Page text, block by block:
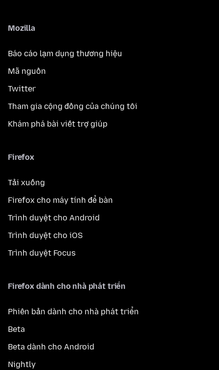
Mozilla
Báo cáo lạm dụng thương hiệu
Mã nguồn
Twitter
Tham gia cộng đồng của chúng tôi
Khám phá bài viết trợ giúp
Firefox
Tải xuống
Firefox cho máy tính để bàn
Trình duyệt cho Android
Trình duyệt cho iOS
Trình duyệt Focus
Firefox dành cho nhà phát triển
Phiên bản dành cho nhà phát triển
Beta
Beta dành cho Android
Nightly